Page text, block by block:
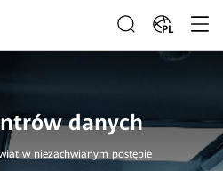
PL
danych
w niezachwianym postępie